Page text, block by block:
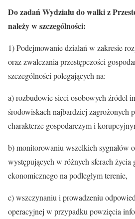
Do zadań Wydziału do walki z
należy w szczególności:
1) Podejmowanie działań w zakresie
oraz zwalczania przestępczości
szczególności polegających na:
a) rozbudowie sieci osobowych źródeł
środowiskach najbardziej zagrożonych
charakterze gospodarczym i
b) monitorowaniu wszelkich sygnałów
występujących w różnych sferach życia
ekonomicznego na podległym terenie,
c) wszczynaniu i prowadzeniu
operacyjnej w przypadku powzięcia